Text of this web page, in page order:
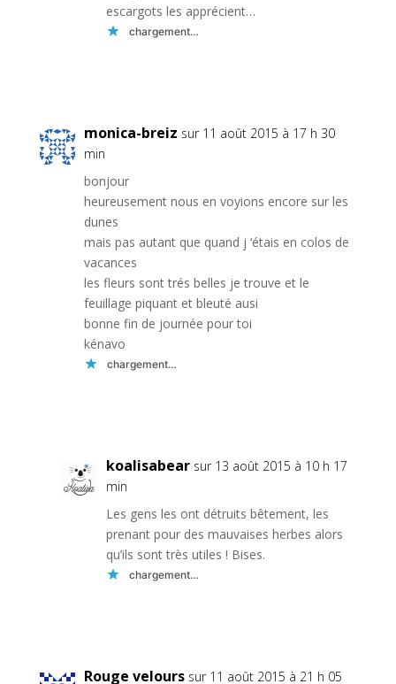
escargots les apprécient…
chargement…
monica-breiz sur 11 août 2015 à 17 h 30
min
bonjour
heureusement nous en voyions encore sur les
dunes
mais pas autant que quand j ‘étais en colos de
vacances
les fleurs sont trés belles je trouve et le
feuillage piquant et bleuté ausi
bonne fin de journée pour toi
kénavo
chargement…
koalisabear sur 13 août 2015 à 10 h 17
min
Les gens les ont détruits bêtement, les
prenant pour des mauvaises herbes alors
qu’ils sont très utiles ! Bises.
chargement…
Rouge velours sur 11 août 2015 à 21 h 05